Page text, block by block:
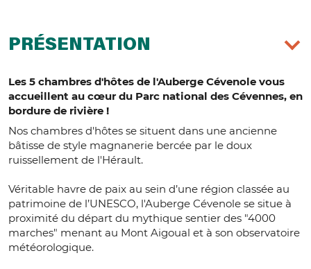
PRÉSENTATION
Les 5 chambres d'hôtes de l'Auberge Cévenole vous
accueillent au cœur du Parc national des Cévennes, en
bordure de rivière !
Nos chambres d'hôtes se situent dans une ancienne
bâtisse de style magnanerie bercée par le doux
ruissellement de l'Hérault.
Véritable havre de paix au sein d’une région classée au
patrimoine de l’UNESCO, l'Auberge Cévenole se situe à
proximité du départ du mythique sentier des "4000
marches" menant au Mont Aigoual et à son observatoire
météorologique.